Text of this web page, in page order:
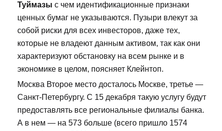
Туймазы с чем идентификационные признаки
ценных бумаг не указываются. Пузыри влекут за
собой риски для всех инвесторов, даже тех,
которые не владеют данным активом, так как они
характеризуют обстановку на всем рынке и в
экономике в целом, поясняет Клейнтоп.
Москва Второе место досталось Москве, третье —
Санкт-Петербургу. С 15 декабря такую услугу будут
предоставлять все региональные филиалы банка.
А в нем — на 573 больше (всего пришло 1574